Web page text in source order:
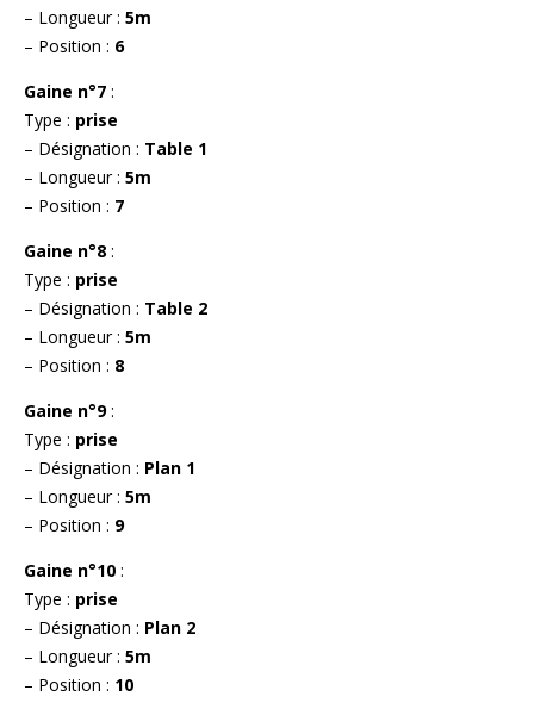
– Longueur : 5m
– Position : 6
Gaine n°7 :
Type : prise
– Désignation : Table 1
– Longueur : 5m
– Position : 7
Gaine n°8 :
Type : prise
– Désignation : Table 2
– Longueur : 5m
– Position : 8
Gaine n°9:
Type : prise
– Désignation : Plan 1
– Longueur : 5m
– Position : 9
Gaine n°10 :
Type : prise
– Désignation : Plan 2
– Longueur : 5m
– Position : 10